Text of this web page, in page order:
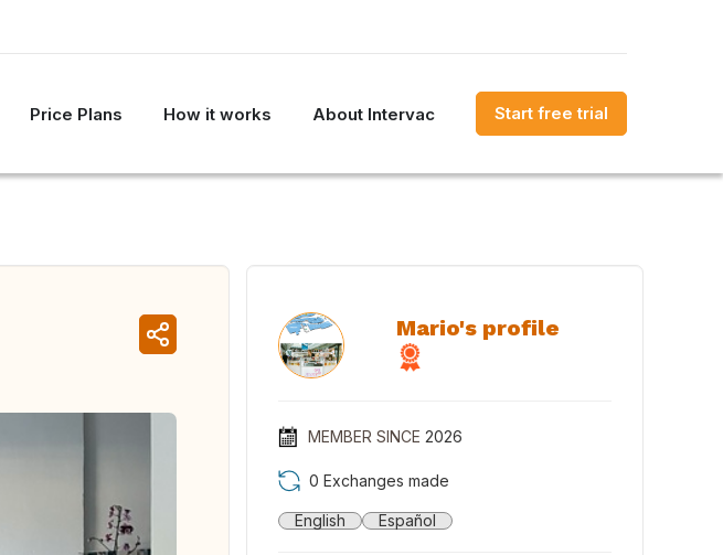
Price Plans How it works About Intervac Start free trial
Mario's profile
MEMBER SINCE 2026
0 Exchanges made
English Español